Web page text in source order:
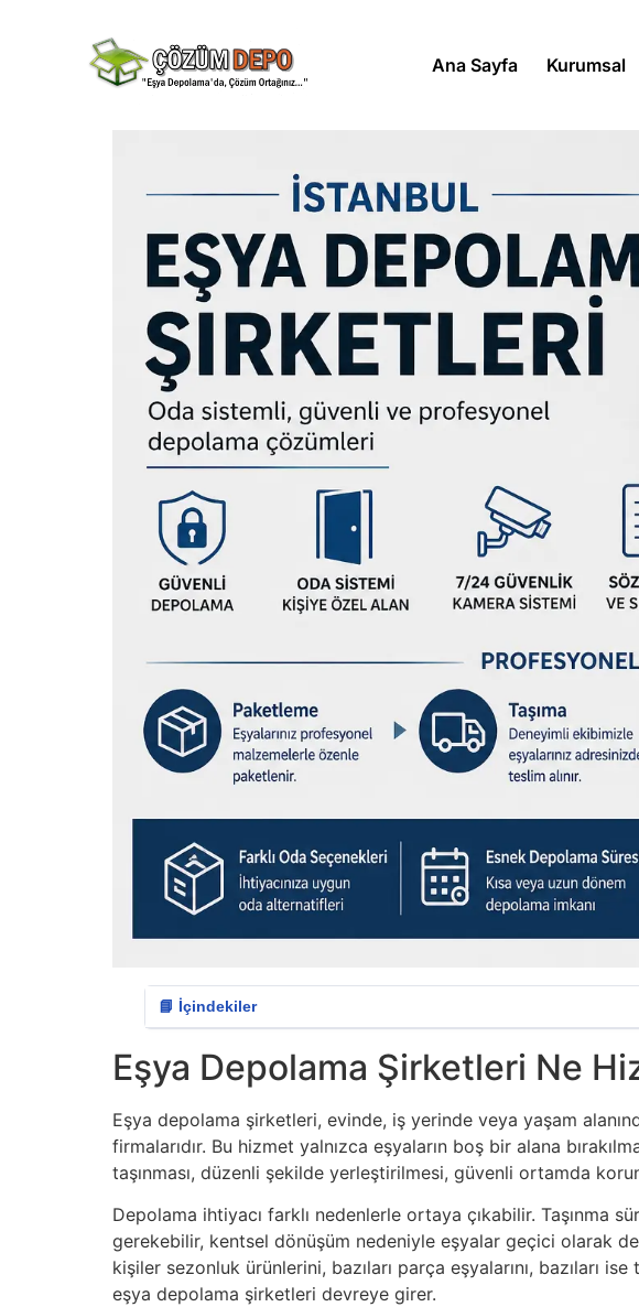
Ana Sayfa Kurumsal
📘 İçindekiler
Eşya Depolama Şirketleri Ne
Eşya depolama şirketleri, evinde, iş yerinde veya yaşam
firmalarıdır. Bu hizmet yalnızca eşyaların boş bir alana
taşınması, düzenli şekilde yerleştirilmesi, güvenli ortamda
Depolama ihtiyacı farklı nedenlerle ortaya çıkabilir. Taşınma
gerekebilir, kentsel dönüşüm nedeniyle eşyalar geçici olarak
kişiler sezonluk ürünlerini, bazıları parça eşyalarını, bazıları
eşya depolama şirketleri devreye girer.